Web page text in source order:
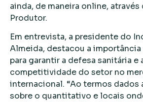
ainda, de maneira online,
Produtor.
Em entrevista, a presidente do
Almeida, destacou a importância
para garantir a defesa sanitária e
competitividade do setor no
internacional. “Ao termos dados
sobre o quantitativo e locais